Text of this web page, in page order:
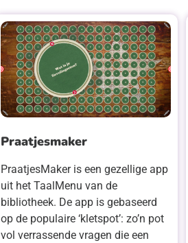
Praatjesmaker
PraatjesMaker is een gezellige app
uit het TaalMenu van de
bibliotheek. De app is gebaseerd
op de populaire ‘kletspot’: zo’n pot
vol verrassende vragen die een